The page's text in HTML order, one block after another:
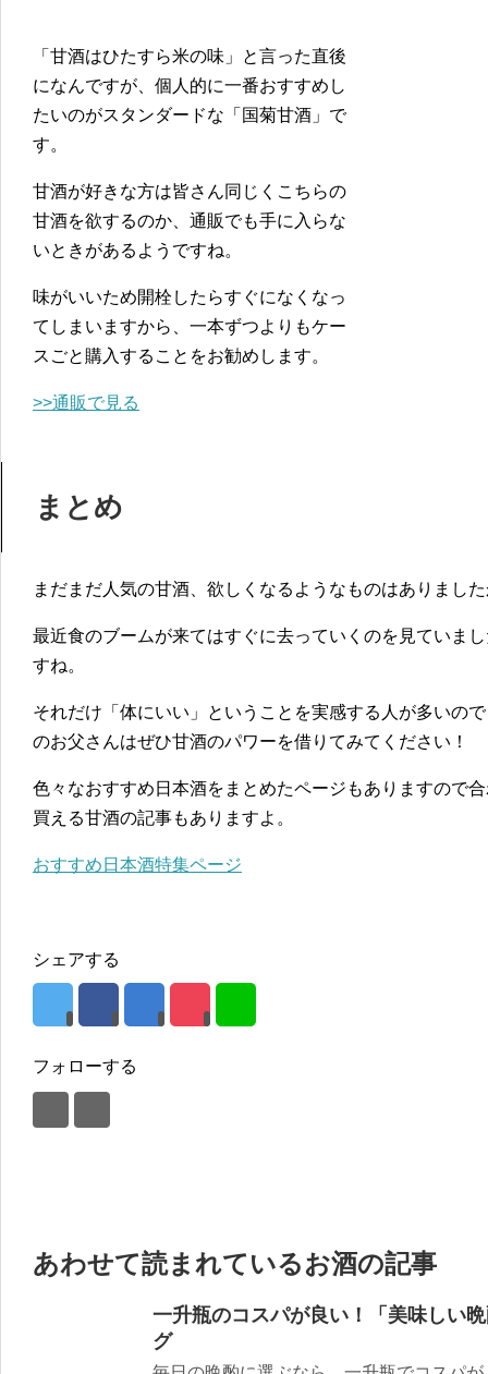
「甘酒はひたすら米の味」と言った直後
になんですが、個人的に一番おすすめし
たいのがスタンダードな「国菊甘酒」で
す。
甘酒が好きな方は皆さん同じくこちらの
甘酒を欲するのか、通販でも手に入らな
いときがあるようですね。
味がいいため開栓したらすぐになくなっ
てしまいますから、一本ずつよりもケー
スごと購入することをお勧めします。
>>通販で見る
まとめ
まだまだ人気の甘酒、欲しくなるようなものはありまし
最近食のブームが来てはすぐに去っていくのを見ていま
すね。
それだけ「体にいい」ということを実感する人が多いの
のお父さんはぜひ甘酒のパワーを借りてみてください！
色々なおすすめ日本酒をまとめたページもありますので
買える甘酒の記事もありますよ。
おすすめ日本酒特集ページ
シェアする
フォローする
あわせて読まれているお酒の記事
一升瓶のコスパが良い！「美味しい
グ